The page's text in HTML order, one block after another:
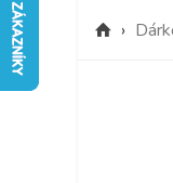
›